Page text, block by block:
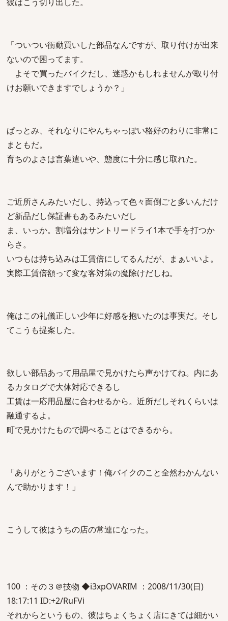
「ついつい衝動買いした部品なんですが、取り付けが出来
ないので困ってます。
よそで買ったバイクだし、迷惑かもしれませんが取り付
けお願いできますでしょうか？」
ぱっとみ、それなりにやんちゃっぽい格好のわりに非常に
まともだ。
育ちのよさは言葉遣いや、態度に十分に感じ取れた。
ご近所さんみたいだし、持込って色々面倒ごと多いんだけ
ど新品だし保証書もあるみたいだし
ま、いっか。割増分はサントリードライ1本で手を打つか
らさ。
いつもは持ち込みは工賃倍にしてるんだが、まぁいいよ。
実際工賃倍額って変な客対策の魔除けだしね。
俺はこの礼儀正しい少年に好感を抱いたのは事実だ。そし
てこうも提案した。
欲しい部品あって用品屋で見かけたら声かけてね。内にあ
るカタログで大体対応できるし
工賃は一応用品屋に合わせるから。近所だしそれくらいは
融通するよ。
町で見かけたもので調べることはできるから。
「ありがとうございます！俺バイクのこと全然わかんない
んで助かります！」
こうして彼はうちの店の常連になった。
100 ：その３＠技物 ◆i3xpOVARIM ：2008/11/30(日)
18:17:11 ID:+2/RuFVi
それからというもの、彼はちょくちょく店にきては細かい